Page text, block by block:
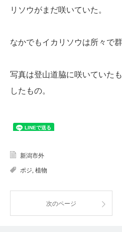
リソウがまだ咲いていた。
なかでもイカリソウは所々で群
写真は登山道脇に咲いていた
したもの。
新潟市外
ポジ, 植物
次のページ